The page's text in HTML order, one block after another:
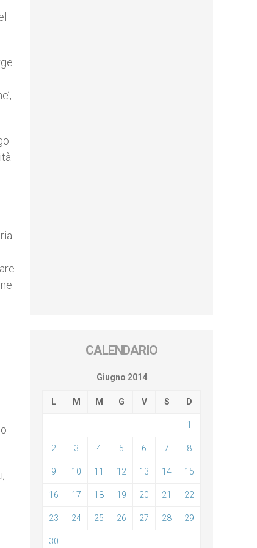
CALENDARIO
Giugno 2014
L M M G V S D
1
2 3 4 5 6 7 8
9 10 11 12 13 14 15
16 17 18 19 20 21 22
23 24 25 26 27 28 29
30